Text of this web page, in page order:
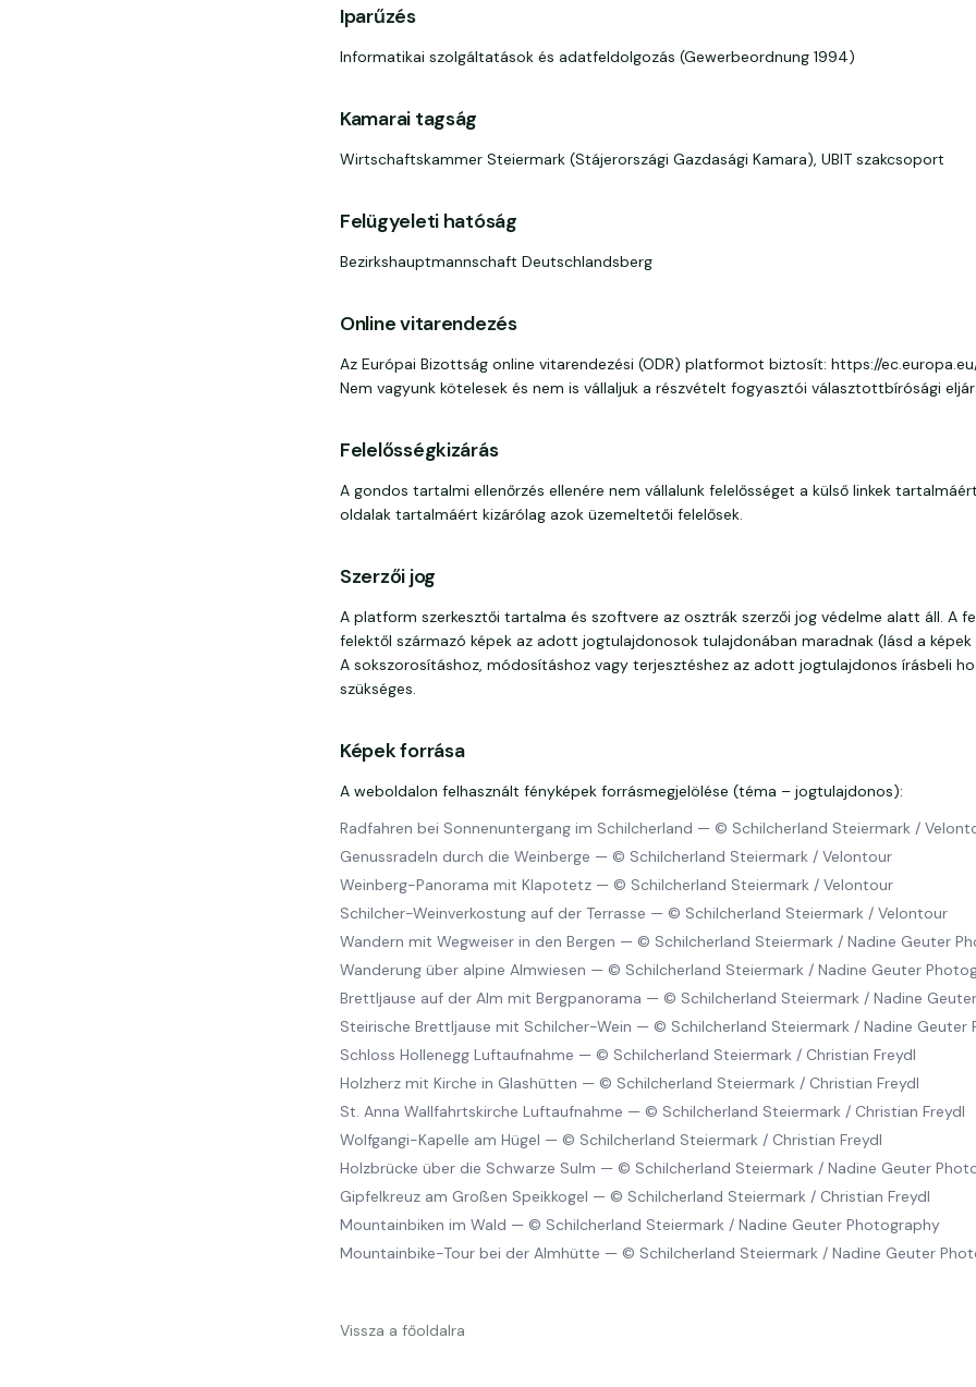
Iparűzés
Informatikai szolgáltatások és adatfeldolgozás (Gewerbeordnung 1994)
Kamarai tagság
Wirtschaftskammer Steiermark (Stájerországi Gazdasági Kamara), UBIT szakcsoport
Felügyeleti hatóság
Bezirkshauptmannschaft Deutschlandsberg
Online vitarendezés
Az Európai Bizottság online vitarendezési (ODR) platformot biztosít: https://
Nem vagyunk kötelesek és nem is vállaljuk a részvételt fogyasztói választottbírósági
Felelősségkizárás
A gondos tartalmi ellenőrzés ellenére nem vállalunk felelősséget a külső linkek
oldalak tartalmáért kizárólag azok üzemeltetői felelősek.
Szerzői jog
A platform szerkesztői tartalma és szoftvere az osztrák szerzői jog védelme alatt áll. A
felektől származó képek az adott jogtulajdonosok tulajdonában maradnak (lásd a
A sokszorosításhoz, módosításhoz vagy terjesztéshez az adott jogtulajdonos írásbeli
szükséges.
Képek forrása
A weboldalon felhasznált fényképek forrásmegjelölése (téma – jogtulajdonos):
Radfahren bei Sonnenuntergang im Schilcherland — © Schilcherland Steiermark /
Genussradeln durch die Weinberge — © Schilcherland Steiermark / Velontour
Weinberg-Panorama mit Klapotetz — © Schilcherland Steiermark / Velontour
Schilcher-Weinverkostung auf der Terrasse — © Schilcherland Steiermark / Velontour
Wandern mit Wegweiser in den Bergen — © Schilcherland Steiermark / Nadine Geuter
Wanderung über alpine Almwiesen — © Schilcherland Steiermark / Nadine Geuter
Brettljause auf der Alm mit Bergpanorama — © Schilcherland Steiermark / Nadine
Steirische Brettljause mit Schilcher-Wein — © Schilcherland Steiermark / Nadine Geuter
Schloss Hollenegg Luftaufnahme — © Schilcherland Steiermark / Christian Freydl
Holzherz mit Kirche in Glashütten — © Schilcherland Steiermark / Christian Freydl
St. Anna Wallfahrtskirche Luftaufnahme — © Schilcherland Steiermark / Christian Freydl
Wolfgangi-Kapelle am Hügel — © Schilcherland Steiermark / Christian Freydl
Holzbrücke über die Schwarze Sulm — © Schilcherland Steiermark / Nadine Geuter
Gipfelkreuz am Großen Speikkogel — © Schilcherland Steiermark / Christian Freydl
Mountainbiken im Wald — © Schilcherland Steiermark / Nadine Geuter Photography
Mountainbike-Tour bei der Almhütte — © Schilcherland Steiermark / Nadine Geuter
Vissza a főoldalra